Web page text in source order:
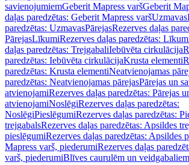
savienojumiemGeberit Mapress varšGeberit
daļas paredzētas: Geberit Mapress varšUzmavas
paredzētas: UzmavasPārejasRezerves daļas
PārejasLīkumiRezerves daļas paredzētas:
daļas paredzētas: TrejgabaliIebūvēta cirkulācija
paredzētas: Iebūvēta cirkulācijaKrusta elementi
paredzētas: Krusta elementiNeatvienojamas
paredzētas: Neatvienojamas pārejasPārejas un
atvienojamiRezerves daļas paredzētas: Pārejas
atvienojamiNoslēgiRezerves daļas paredzētas:
NoslēgiPieslēgumiRezerves daļas paredzētas:
trejgabalsRezerves daļas paredzētas: Apsildes
pieslēgumiRezerves daļas paredzētas: Apsildes
Mapress varš, piederumiRezerves daļas
varš, piederumiBlīves caurulēm un veidgabaliem